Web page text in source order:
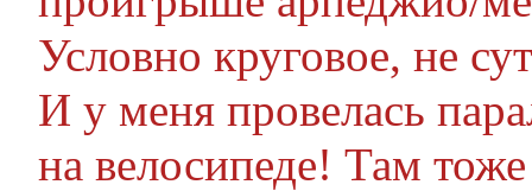
Условно круговое, не
И у меня провелась
на велосипеде! Там